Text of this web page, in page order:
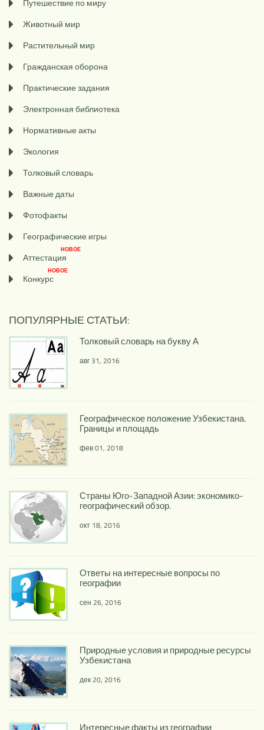
Путешествие по миру
Животный мир
Растительный мир
Гражданская оборона
Практические задания
Электронная библиотека
Нормативные акты
Экология
Толковый словарь
Важные даты
Фотофакты
Географические игры
Аттестация
НОВОЕ
Конкурс
НОВОЕ
ПОПУЛЯРНЫЕ СТАТЬИ:
Толковый словарь на букву А
авг 31, 2016
Географическое положение Узбекистана.
Границы и площадь
фев 01, 2018
Страны Юго-Западной Азии: экономико-
географический обзор.
окт 18, 2016
Ответы на интересные вопросы по
географии
сен 26, 2016
Природные условия и природные ресурсы
Узбекистана
дек 20, 2016